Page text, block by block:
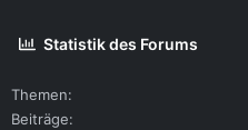
Statistik des Forums
Themen
Beiträge